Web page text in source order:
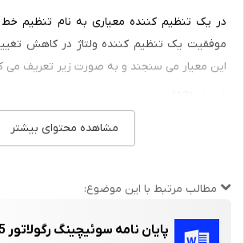
در یک تنظیم کننده معیاری به نام تنظیم خط
موفقیت یک تنظیم کننده ولتاژ در کاهش
این معیار می سنجند و به صورت زیر تعریف می
که در آن ، تغییرات ولتاژ ورودی ، تغییرات
ب)تغییرات ناشی از تغییر دما :
تغییرات ناشی از دماست .
مشاهده محتوای بیشتر
مطالب مرتبط با این موضوع:
پایان نامه سوئیچینگ رگولاتور 75 وات